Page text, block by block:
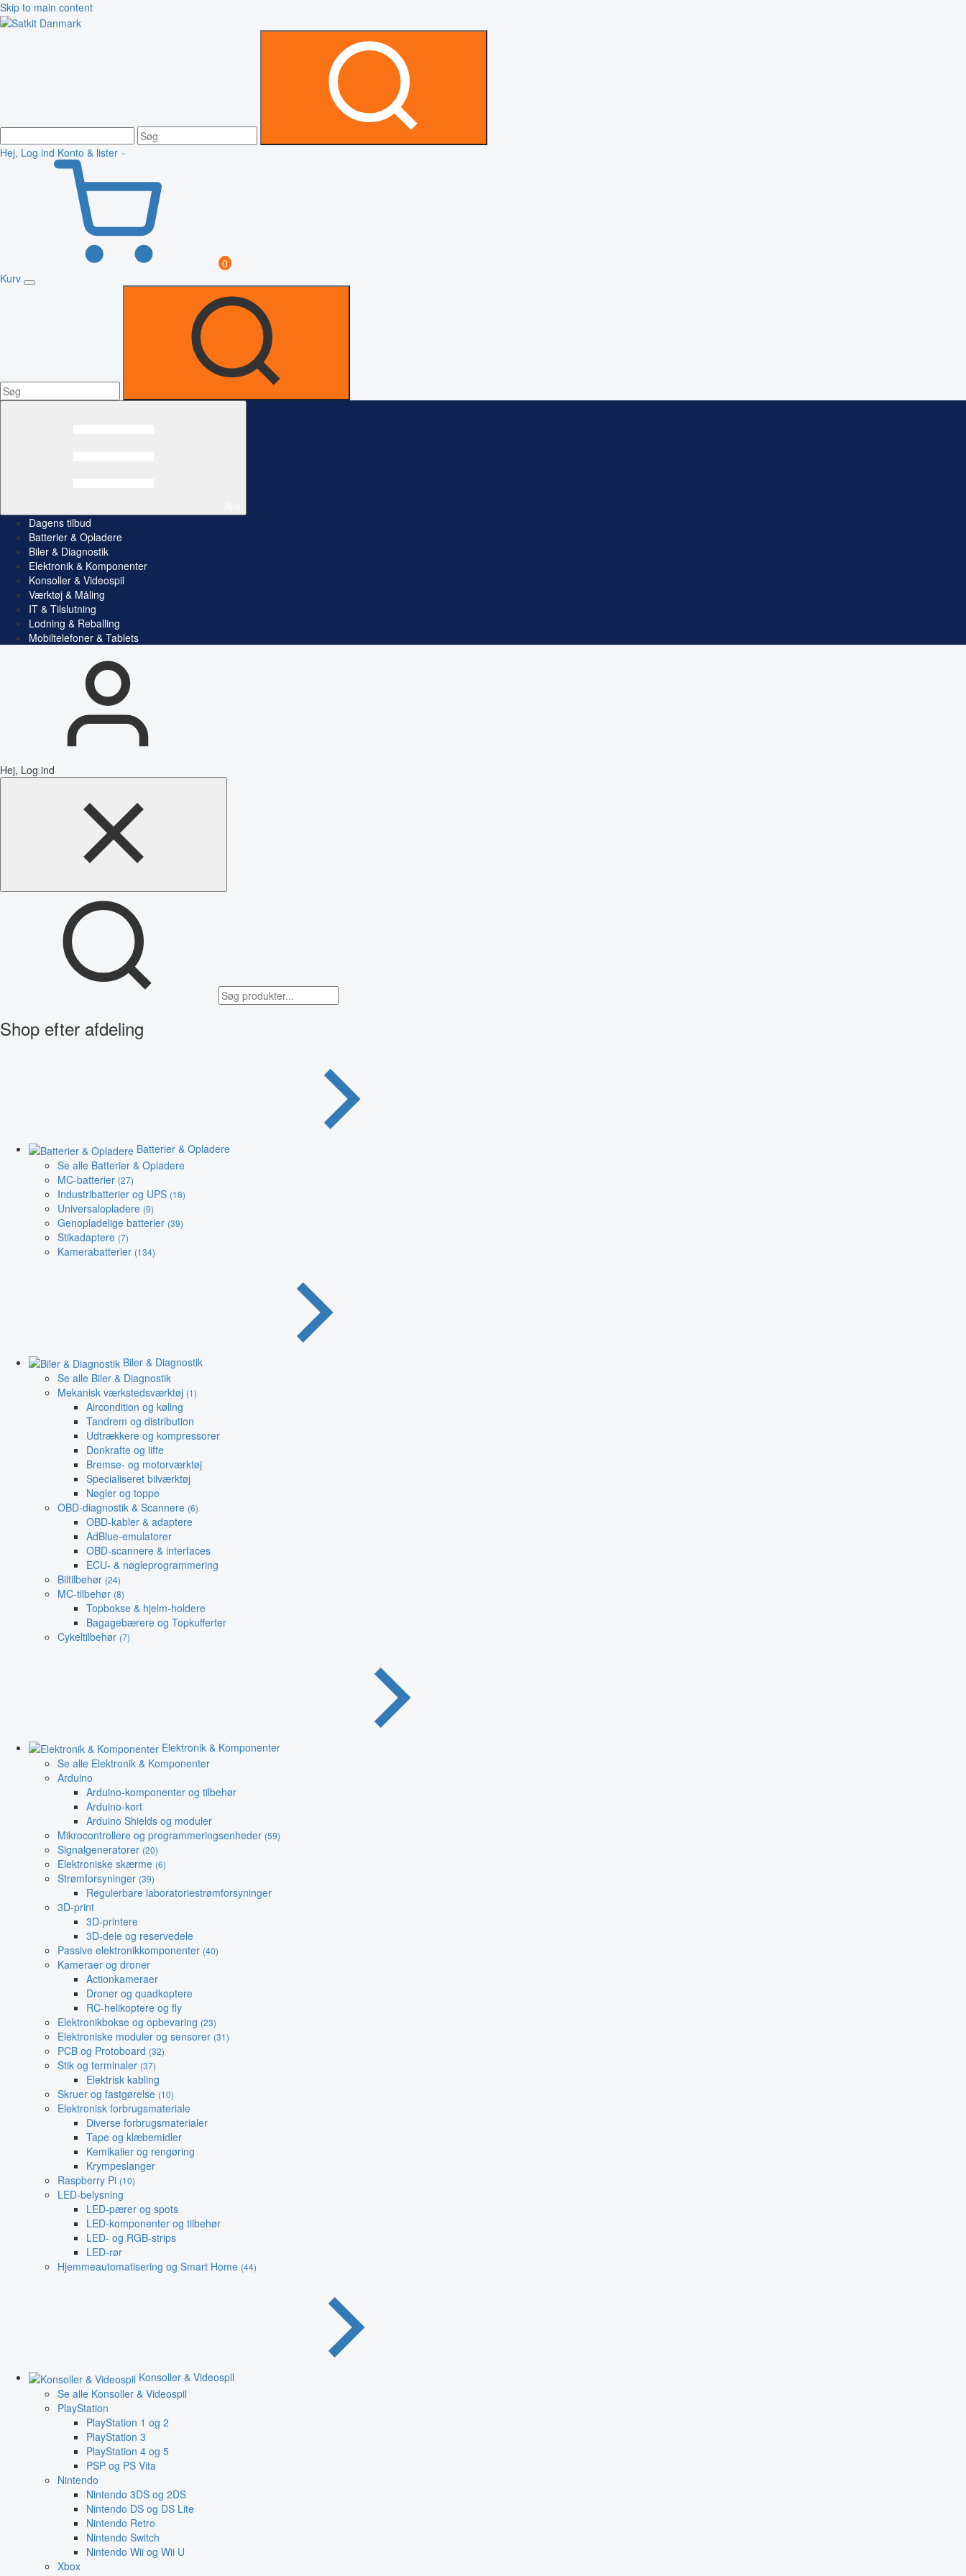
Skip to main content
Hej, Log ind Konto & lister
0
Kurv
Dagens tilbud
Batterier & Opladere
Biler & Diagnostik
Elektronik & Komponenter
Konsoller & Videospil
Værktøj & Måling
IT & Tilslutning
Lodning & Reballing
Mobiltelefoner & Tablets
Hej, Log ind
Shop efter afdeling
Batterier & Opladere
Se alle Batterier & Opladere
MC-batterier (27)
Industribatterier og UPS (18)
Universalopladere (9)
Genopladelige batterier (39)
Stikadaptere (7)
Kamerabatterier (134)
Biler & Diagnostik
Se alle Biler & Diagnostik
Mekanisk værkstedsværktøj (1)
Aircondition og køling
Tandrem og distribution
Udtrækkere og kompressorer
Donkrafte og lifte
Bremse- og motorværktøj
Specialiseret bilværktøj
Nøgler og toppe
OBD-diagnostik & Scannere (6)
OBD-kabler & adaptere
AdBlue-emulatorer
OBD-scannere & interfaces
ECU- & nøgleprogrammering
Biltilbehør (24)
MC-tilbehør (8)
Topbokse & hjelm-holdere
Bagagebærere og Topkufferter
Cykeltilbehør (7)
Elektronik & Komponenter
Se alle Elektronik & Komponenter
Arduino
Arduino-komponenter og tilbehør
Arduino-kort
Arduino Shields og moduler
Mikrocontrollere og programmeringsenheder (59)
Signalgeneratorer (20)
Elektroniske skærme (6)
Strømforsyninger (39)
Regulerbare laboratoriestrømforsyninger
3D-print
3D-printere
3D-dele og reservedele
Passive elektronikkomponenter (40)
Kameraer og droner
Actionkameraer
Droner og quadkoptere
RC-helikoptere og fly
Elektronikbokse og opbevaring (23)
Elektroniske moduler og sensorer (31)
PCB og Protoboard (32)
Stik og terminaler (37)
Elektrisk kabling
Skruer og fastgørelse (10)
Elektronisk forbrugsmateriale
Diverse forbrugsmaterialer
Tape og klæbemidler
Kemikalier og rengøring
Krympeslanger
Raspberry Pi (10)
LED-belysning
LED-pærer og spots
LED-komponenter og tilbehør
LED- og RGB-strips
LED-rør
Hjemmeautomatisering og Smart Home (44)
Konsoller & Videospil
Se alle Konsoller & Videospil
PlayStation
PlayStation 1 og 2
PlayStation 3
PlayStation 4 og 5
PSP og PS Vita
Nintendo
Nintendo 3DS og 2DS
Nintendo DS og DS Lite
Nintendo Retro
Nintendo Switch
Nintendo Wii og Wii U
Xbox